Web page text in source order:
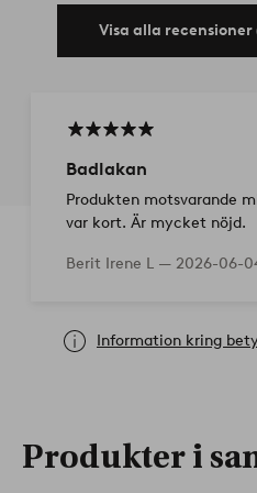
Visa alla recensioner
Badlakan
Produkten motsvarande
var kort. Är mycket nöjd.
Berit Irene L — 2026-06-
Information kring
Produkter i